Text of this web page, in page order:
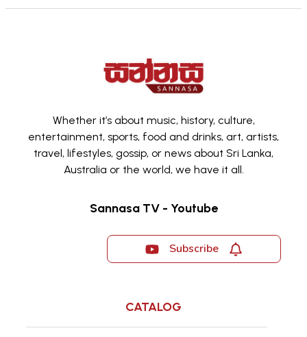
Whether it’s about music, history, culture,
entertainment, sports, food and drinks, art, artists,
travel, lifestyles, gossip, or news about Sri Lanka,
Australia or the world, we have it all.
Sannasa TV - Youtube
Subscribe
CATALOG